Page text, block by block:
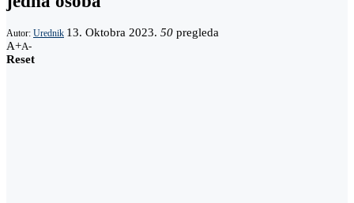
Autor: Urednik 13. Oktobra 2023. 50 pregleda
A+A-
Reset